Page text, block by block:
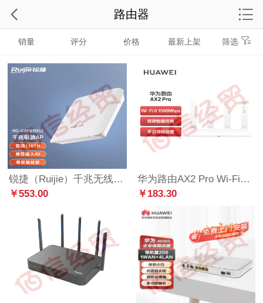
销量 评分 价格 最新上架 筛选
锐捷（Ruijie）千兆无线AP 室内吸顶AP 放装企业级双频1167M wifi无线接入点 RG-EAP212(G)
￥553.00
华为路由AX2 Pro Wi-Fi6路由 5G双频 畅享4K影片 提供手游加速 儿童上网保护
￥183.30
路由器